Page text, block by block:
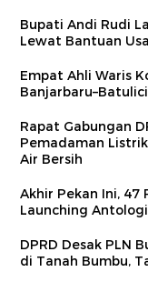
Bupati Andi Rudi
Lewat Bantuan
Empat Ahli Waris
Rapat Gabungan
Pemadaman
Air Bersih
Akhir Pekan Ini, 47
Launching
DPRD Desak PLN
di Tanah Bumbu,